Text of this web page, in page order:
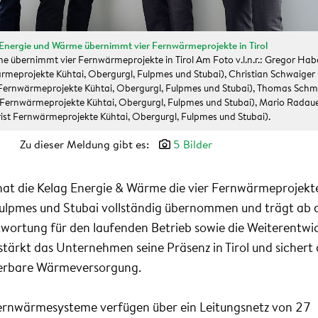
und Wärme übernimmt vier Fernwärmeprojekte in Tirol
übernimmt vier Fernwärmeprojekte in Tirol Am Foto v.l.n.r.: Gregor
Kühtai, Obergurgl, Fulpmes und Stubai), Christian Schwaiger
Kühtai, Obergurgl, Fulpmes und Stubai), Thomas
Kühtai, Obergurgl, Fulpmes und Stubai), Mario
Fernwärmeprojekte Kühtai, Obergurgl, Fulpmes und Stubai).
Zu dieser Meldung gibt es: 5 Bilder
die Kelag Energie & Wärme die vier
und Stubai vollständig übernommen und trägt ab
für den laufenden Betrieb sowie die
das Unternehmen seine Präsenz in Tirol und sichert
Wärmeversorgung.
verfügen über ein Leitungsnetz von 27